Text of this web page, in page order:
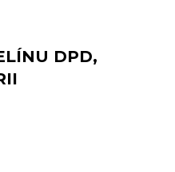
DPD,